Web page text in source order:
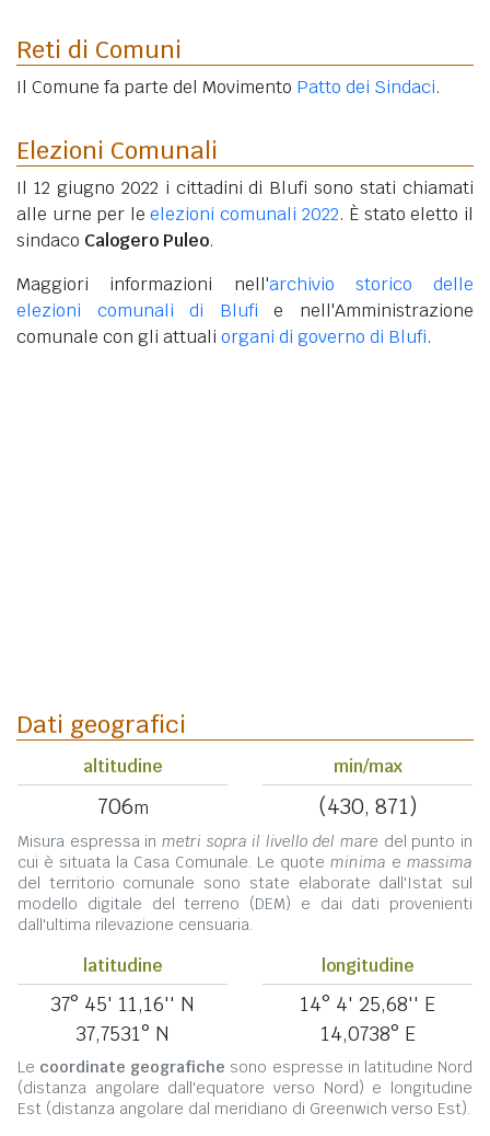
Reti di Comuni
Il Comune fa parte del Movimento Patto dei Sindaci.
Elezioni Comunali
Il 12 giugno 2022 i cittadini di Blufi sono stati chiamati
alle urne per leelezioni comunali 2022. È stato eletto il
sindaco Calogero Puleo.
Maggiori informazioni nell'archivio storico delle
elezioni comunali di Blufi e nell'Amministrazione
comunale con gli attuali organi di governo di Blufi.
Dati geografici
altitudine
706m
min/max
(430, 871)
Misura espressa in metri sopra il livello del mare del punto in
cui è situata la Casa Comunale. Le quote minima e massima
del territorio comunale sono state elaborate dall'Istat sul
modello digitale del terreno (DEM) e dai dati provenienti
dall'ultima rilevazione censuaria.
latitudine
37° 45' 11,16'' N
37,7531° N
longitudine
14° 4' 25,68'' E
14,0738° E
Le coordinate geografiche sono espresse in latitudine Nord
(distanza angolare dall'equatore verso Nord) e longitudine
Est (distanza angolare dal meridiano di Greenwich verso Est).